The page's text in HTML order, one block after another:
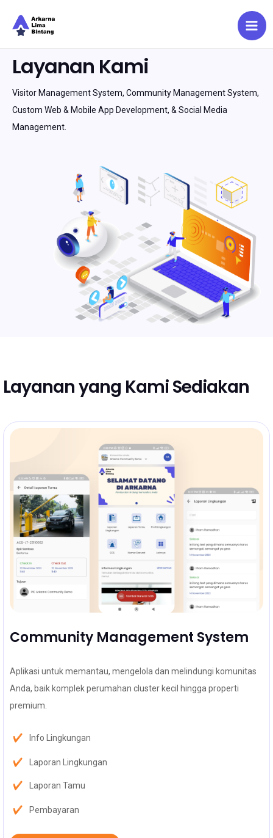
Layanan Kami
Visitor Management System, Community Management System,
Custom Web & Mobile App Development, & Social Media
Management.
Layanan yang Kami Sediakan
Community Management System
Aplikasi untuk memantau, mengelola dan melindungi komunitas
Anda, baik komplek perumahan cluster kecil hingga properti
premium.
Info Lingkungan
Laporan Lingkungan
Laporan Tamu
Pembayaran